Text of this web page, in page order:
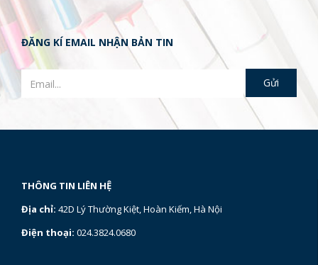
ĐĂNG KÍ EMAIL NHẬN BẢN TIN
THÔNG TIN LIÊN HỆ
Địa chỉ: 42D Lý Thường Kiệt, Hoàn Kiếm, Hà Nội
Điện thoại: 024.3824.0680